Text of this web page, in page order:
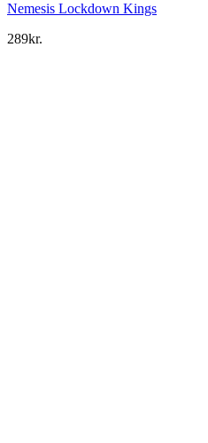
Nemesis Lockdown Kings
289kr.